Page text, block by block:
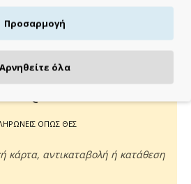
ΓΡΗΓΟΡΑ
ημέρες
ΟΠΩΣ ΘΕΣ
κάρτα, αντικαταβολή ή κατάθεση
Προσαρμογή
Αρνηθείτε όλα